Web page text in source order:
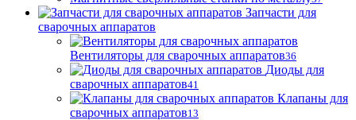
Запчасти для
сварочных аппаратов
Вентиляторы для сварочных аппаратов36
Диоды для
сварочных аппаратов41
Клапаны для
сварочных аппаратов13